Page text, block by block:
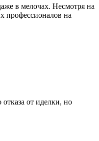
в мелочах. Несмотря на
профессионалов на
от иделки, но